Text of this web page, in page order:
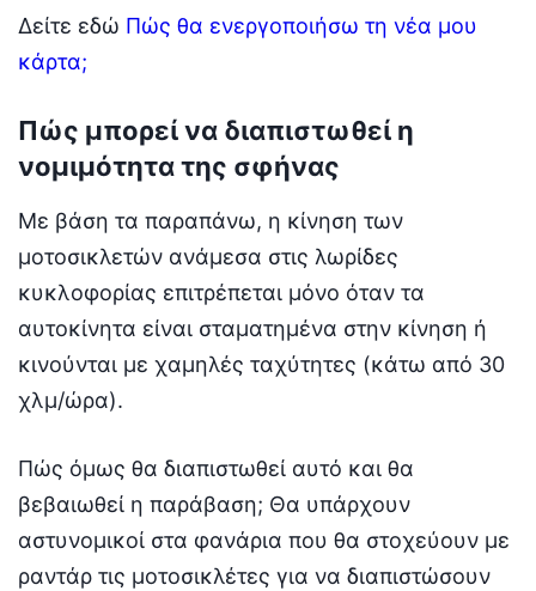
Δείτε εδώ Πώς θα ενεργοποιήσω τη νέα μου
κάρτα;
Πώς μπορεί να διαπιστωθεί η
νομιμότητα της σφήνας
Με βάση τα παραπάνω, η κίνηση των
μοτοσικλετών ανάμεσα στις λωρίδες
κυκλοφορίας επιτρέπεται μόνο όταν τα
αυτοκίνητα είναι σταματημένα στην κίνηση ή
κινούνται με χαμηλές ταχύτητες (κάτω από 30
χλμ/ώρα).
Πώς όμως θα διαπιστωθεί αυτό και θα
βεβαιωθεί η παράβαση; Θα υπάρχουν
αστυνομικοί στα φανάρια που θα στοχεύουν με
ραντάρ τις μοτοσικλέτες για να διαπιστώσουν